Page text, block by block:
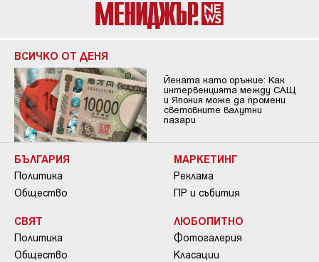
ВСИЧКО ОТ ДЕНЯ
Йената като оръжие: Как
интервенцията между САЩ
и Япония може да промени
световните валутни
пазари
БЪЛГАРИЯ
Политика
Общество
СВЯТ
Политика
Общество
МАРКЕТИНГ
Реклама
ПР и събития
ЛЮБОПИТНО
Фотогалерия
Класации